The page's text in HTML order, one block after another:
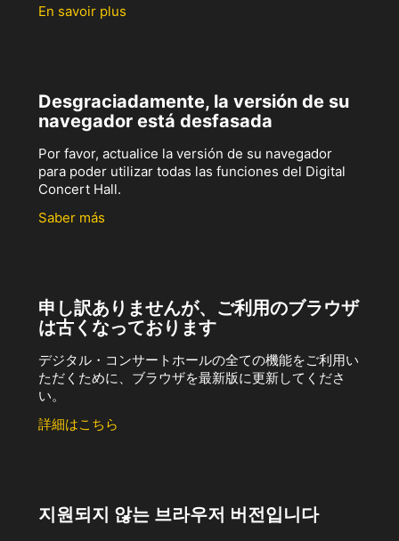
En savoir plus
Desgraciadamente, la versión de su
navegador está desfasada
Por favor, actualice la versión de su navegador
para poder utilizar todas las funciones del Digital
Concert Hall.
Saber más
申し訳ありませんが、ご利用のブラウザ
は古くなっております
デジタル・コンサートホールの全ての機能をご利用い
ただくために、ブラウザを最新版に更新してくださ
い。
詳細はこちら
지원되지 않는 브라우저 버전입니다